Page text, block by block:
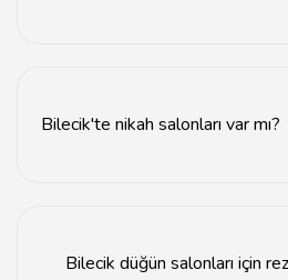
Bilecik'te nikah salonları var mı?
Bilecik düğün salonları için